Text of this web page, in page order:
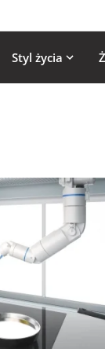
Styl życia